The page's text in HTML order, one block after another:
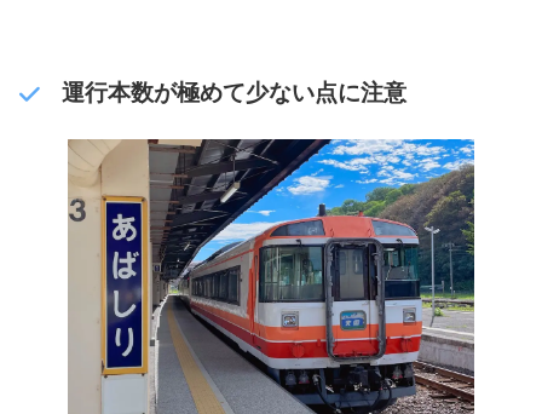
運行本数が極めて少ない点に注意